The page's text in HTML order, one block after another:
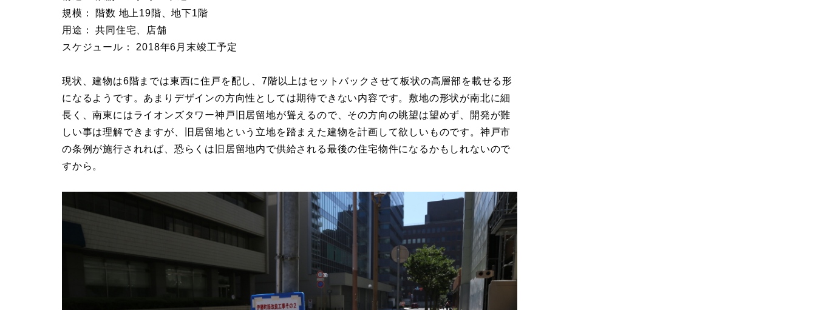
規模： 階数 地上19階、地下1階
用途： 共同住宅、店舗
スケジュール： 2018年6月末竣工予定
現状、建物は6階までは東西に住戸を配し、7階以上はセットバックさせて板状の高層部を載せる形
になるようです。あまりデザインの方向性としては期待できない内容です。敷地の形状が南北に細
長く、南東にはライオンズタワー神戸旧居留地が聳えるので、その方向の眺望は望めず、開発が難
しい事は理解できますが、旧居留地という立地を踏まえた建物を計画して欲しいものです。神戸市
の条例が施行されれば、恐らくは旧居留地内で供給される最後の住宅物件になるかもしれないので
すから。